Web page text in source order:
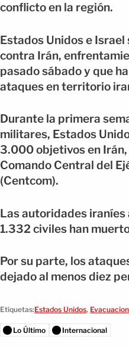
conflicto en la región.
Estados Unidos e
contra Irán,
pasado sábado y que
ataques en territorio
Durante la primera
militares, Estados
3.000 objetivos en
Comando Central del
(Centcom).
Las autoridades iraníes
1.332 civiles han
Por su parte, los
dejado al menos diez
Etiquetas:Estados Unidos,
Lo Último Internacional